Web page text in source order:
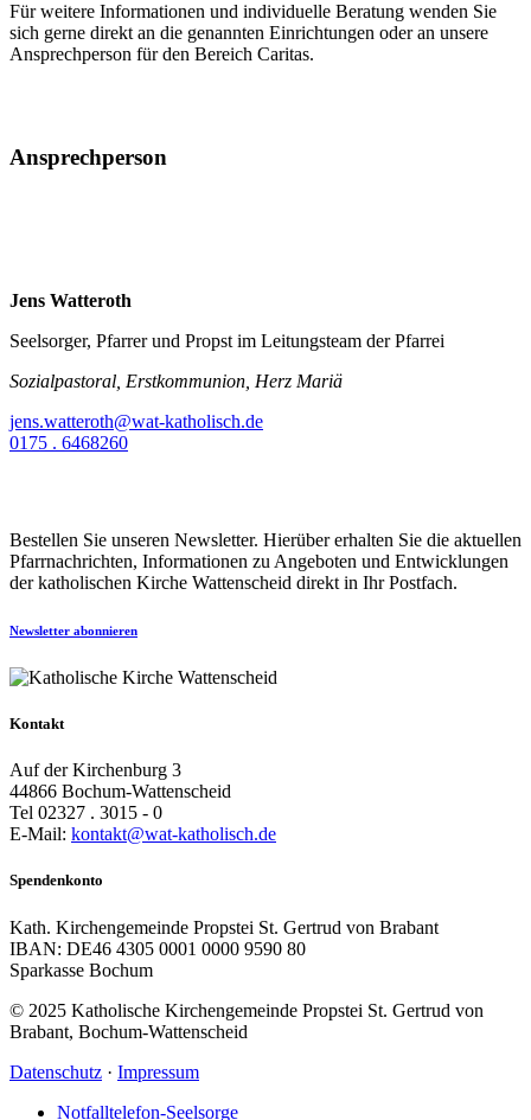
Für weitere Informationen und individuelle Beratung wenden Sie
sich gerne direkt an die genannten Einrichtungen oder an unsere
Ansprechperson für den Bereich Caritas.
Ansprechperson
Jens Watteroth
Seelsorger, Pfarrer und Propst im Leitungsteam der Pfarrei
Sozialpastoral, Erstkommunion, Herz Mariä
jens.watteroth@wat-katholisch.de
0175 . 6468260
Bestellen Sie unseren Newsletter. Hierüber erhalten Sie die aktuellen
Pfarrnachrichten, Informationen zu Angeboten und Entwicklungen
der katholischen Kirche Wattenscheid direkt in Ihr Postfach.
Newsletter abonnieren
Kontakt
Auf der Kirchenburg 3
44866 Bochum-Wattenscheid
Tel 02327 . 3015 - 0
E-Mail: kontakt@wat-katholisch.de
Spendenkonto
Kath. Kirchengemeinde Propstei St. Gertrud von Brabant
IBAN: DE46 4305 0001 0000 9590 80
Sparkasse Bochum
© 2025 Katholische Kirchengemeinde Propstei St. Gertrud von
Brabant, Bochum-Wattenscheid
Datenschutz · Impressum
Notfalltelefon-Seelsorge